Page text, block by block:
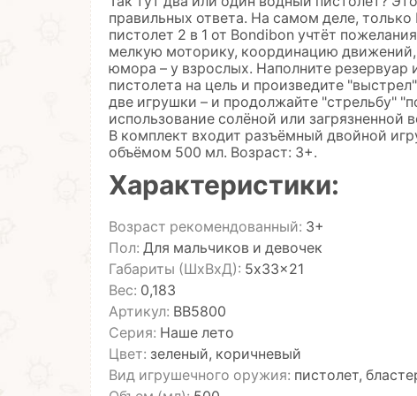
правильных ответа. На самом деле,
пистолет 2 в 1 от Bondibon учтёт
мелкую моторику, координацию движений,
юмора – у взрослых. Наполните резервуар
пистолета на цель и произведите
две игрушки – и продолжайте "стрельбу"
использование солёной или
В комплект входит разъёмный двойной
объёмом 500 мл. Возраст: 3+.
Характеристики:
Возраст рекомендованный: 3+
Пол: Для мальчиков и девочек
Габариты (ШхВхД): 5x33x21
Вес: 0,183
Артикул: ВВ5800
Серия: Наше лето
Цвет: зеленый, коричневый
Вид игрушечного оружия: пистолет,